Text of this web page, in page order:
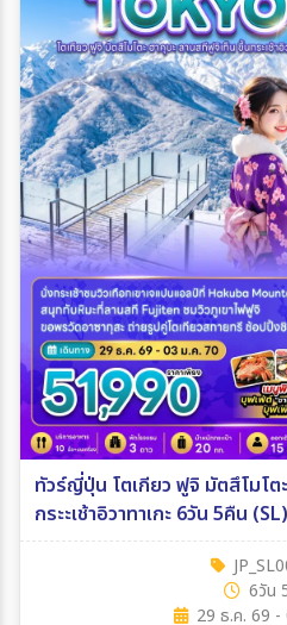
ทัวร์ญี่ปุ่น โตเกียว ฟูจิ มัตสึโมโต
กระะเช้าอิวาทาเกะ 6วัน 5คืน (SL)
6วัน
29 ธ.ค. 69 -